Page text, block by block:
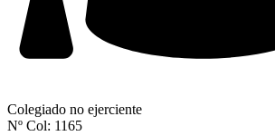
Colegiado no ejerciente
Nº Col: 1165